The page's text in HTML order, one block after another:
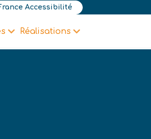
Accessibilité
Réalisations